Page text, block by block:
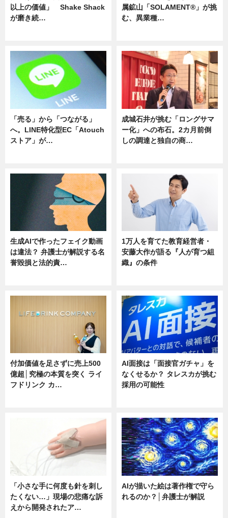
以上の価値」 Shake Shack
が磨き続…
属鉱山「SOLAMENT®」が挑
む、異業種…
「売る」から「つながる」
へ。LINE特化型EC「Atouch
ストア」が…
成城石井が挑む「ロングサマ
ー化」への布石。2カ月前倒
しの調達と独自の商…
生成AIで作ったフェイク動画
は違法？ 弁護士が解説する名
誉毀損と法的責…
1万人を育てた教育経営者・
安藤大作が語る『人が育つ組
織』の条件
付加価値を足さずに売上500
億超│究極の本質を突く ライ
フドリンク カ…
AI面接は「面接官ガチャ」を
なくせるか？ タレスカが挑む
採用の可能性
「小さな手に何度も針を刺し
たくない…」現場の悲痛な訴
えから開発されたア…
AIが描いた絵は著作権で守ら
れるのか？│弁護士が解説